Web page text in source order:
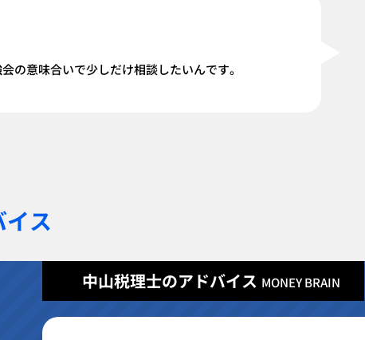
の意味合いで少しだけ相談したいんです。
ス
中山税理士のアドバイス MONEY BRAIN